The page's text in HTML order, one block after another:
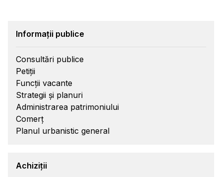
Informații publice
Consultări publice
Petiții
Funcții vacante
Strategii și planuri
Administrarea patrimoniului
Comerț
Planul urbanistic general
Achiziții